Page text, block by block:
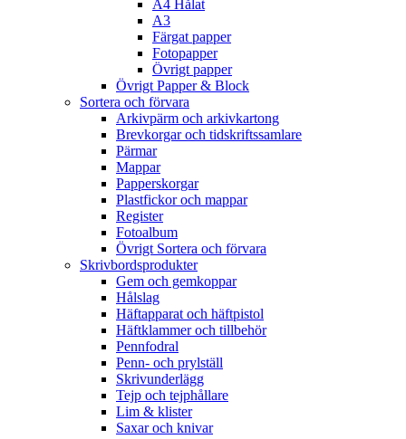
A4 Hålat
A3
Färgat papper
Fotopapper
Övrigt papper
Övrigt Papper & Block
Sortera och förvara
Arkivpärm och arkivkartong
Brevkorgar och tidskriftssamlare
Pärmar
Mappar
Papperskorgar
Plastfickor och mappar
Register
Fotoalbum
Övrigt Sortera och förvara
Skrivbordsprodukter
Gem och gemkoppar
Hålslag
Häftapparat och häftpistol
Häftklammer och tillbehör
Pennfodral
Penn- och prylställ
Skrivunderlägg
Tejp och tejphållare
Lim & klister
Saxar och knivar